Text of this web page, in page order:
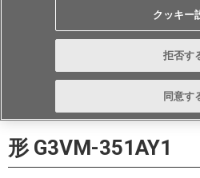
形 G3VM-351AY1
クッキー
拒否す
同意す